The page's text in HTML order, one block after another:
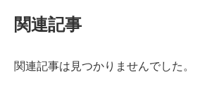
関連記事
関連記事は見つかりませんでした。